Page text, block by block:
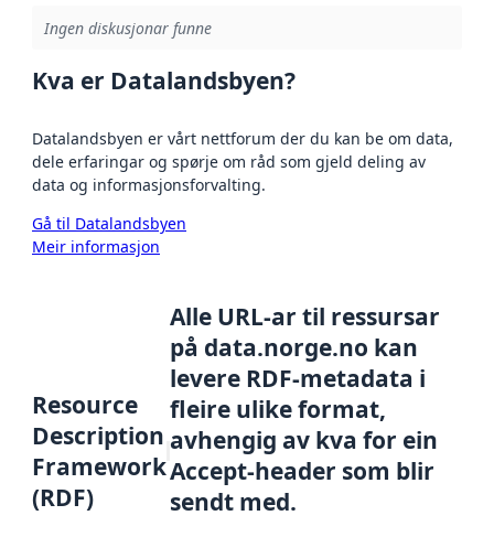
Ingen diskusjonar funne
Kva er Datalandsbyen?
Datalandsbyen er vårt nettforum der du kan be om data,
dele erfaringar og spørje om råd som gjeld deling av
data og informasjonsforvalting.
Gå til Datalandsbyen
Meir informasjon
Resource
Description
Framework
(RDF)
Alle URL-ar til ressursar
på data.norge.no kan
levere RDF-metadata i
fleire ulike format,
avhengig av kva for ein
Accept-header som blir
sendt med.